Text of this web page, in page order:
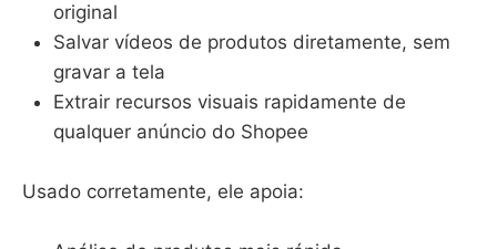
original
Salvar vídeos de produtos diretamente, sem
gravar a tela
Extrair recursos visuais rapidamente de
qualquer anúncio do Shopee
Usado corretamente, ele apoia: